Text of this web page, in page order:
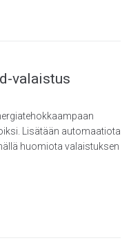
valaistus
Lisätään automaatiota
huomiota valaistuksen